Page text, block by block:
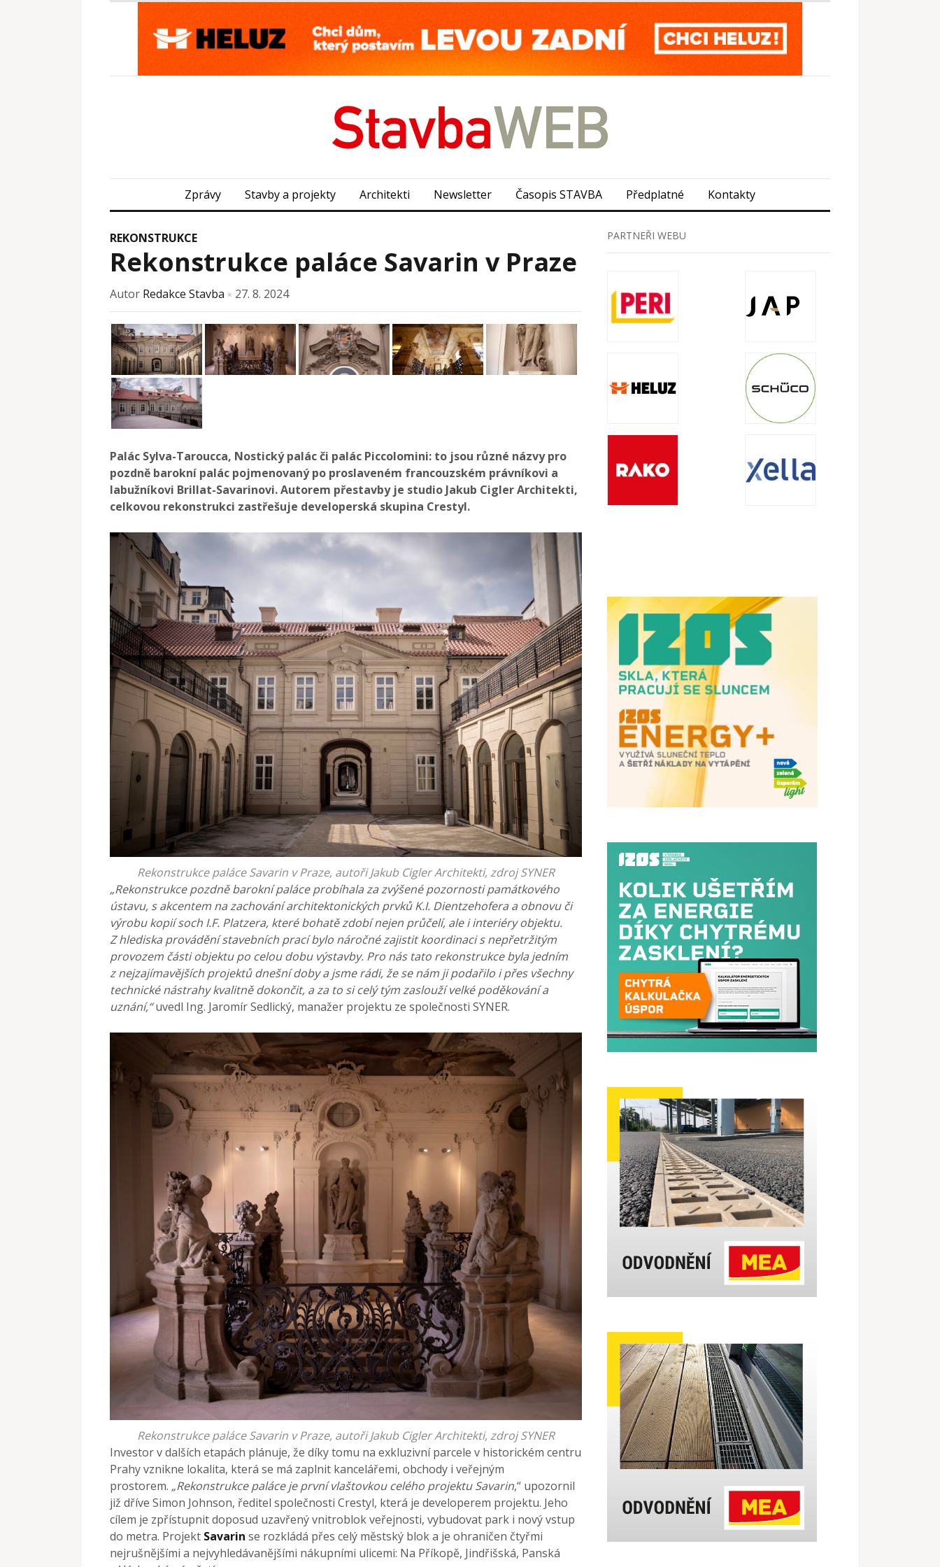
Zprávy Stavby a projekty Architekti Newsletter Časopis STAVBA Předplatné Kontakty
REKONSTRUKCE
Rekonstrukce paláce Savarin v Praze
Autor Redakce Stavba × 27. 8. 2024
Palác Sylva-Taroucca, Nostický palác či palác Piccolomini: to jsou různé názvy pro
pozdně barokní palác pojmenovaný po proslaveném francouzském právníkovi a
labužníkovi Brillat-Savarinovi. Autorem přestavby je studio Jakub Cigler Architekti,
celkovou rekonstrukci zastřešuje developerská skupina Crestyl.
Rekonstrukce paláce Savarin v Praze, autoři Jakub Cigler Architekti, zdroj SYNER
„Rekonstrukce pozdně barokní paláce probíhala za zvýšené pozornosti památkového
ústavu, s akcentem na zachování architektonických prvků K.I. Dientzehofera a obnovu či
výrobu kopií soch I.F. Platzera, které bohatě zdobí nejen průčelí, ale i interiéry objektu.
Z hlediska provádění stavebních prací bylo náročné zajistit koordinaci s nepřetržitým
provozem části objektu po celou dobu výstavby. Pro nás tato rekonstrukce byla jedním
z nejzajímavějších projektů dnešní doby a jsme rádi, že se nám ji podařilo i přes všechny
technické nástrahy kvalitně dokončit, a za to si celý tým zaslouží velké poděkování a
uznání,“uvedl Ing. Jaromír Sedlický, manažer projektu ze společnosti SYNER.
Rekonstrukce paláce Savarin v Praze, autoři Jakub Cigler Architekti, zdroj SYNER
Investor v dalších etapách plánuje, že díky tomu na exkluzivní parcele v historickém centru
Prahy vznikne lokalita, která se má zaplnit kancelářemi, obchody i veřejným
prostorem. „Rekonstrukce paláce je první vlaštovkou celého projektu Savarin,“ upozornil
již dříve Simon Johnson, ředitel společnosti Crestyl, která je developerem projektu. Jeho
cílem je zpřístupnit doposud uzavřený vnitroblok veřejnosti, vybudovat park i nový vstup
do metra. Projekt Savarin se rozkládá přes celý městský blok a je ohraničen čtyřmi
nejrušnějšími a nejvyhledávanějšími nákupními ulicemi: Na Příkopě, Jindřišská, Panská
PARTNEŘI WEBU